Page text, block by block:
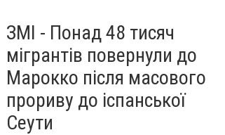
ЗМІ - Понад 48 тисяч
мігрантів повернули до
Марокко після масового
прориву до іспанської
Сеути